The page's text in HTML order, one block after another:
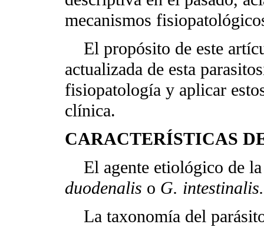
mecanismos
El propósito de este
actualizada de esta
fisiopatología y aplicar
clínica.
CARACTERÍSTICAS
El agente etiológico de
duodenalis o G. intestinalis.
La taxonomía del